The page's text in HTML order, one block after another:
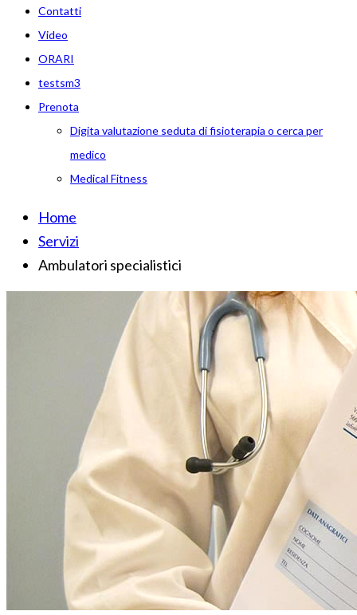
Contatti
Video
ORARI
testsm3
Prenota
Digita valutazione seduta di fisioterapia o cerca per
medico
Medical Fitness
Home
Servizi
Ambulatori specialistici